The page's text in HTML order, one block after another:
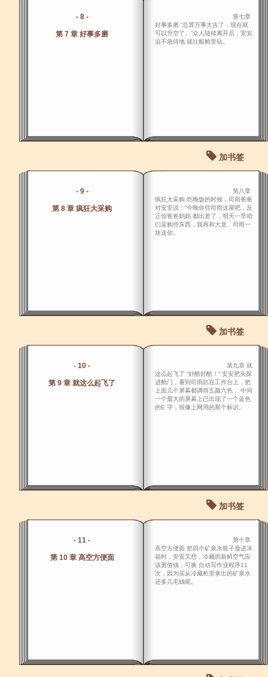
- 8 -
第 7 章 好事多磨
第七章
好事多磨 “总算万事大吉了，现在就
可以升空了。”众人陆续离开后，安安
迫不急待地 就往船舱里钻。
加书签
- 9 -
第 8 章 疯狂大采购
第八章
疯狂大采购 吃晚饭的时候，司雨爸爸
对安安说：“今晚你住司雨这屋吧，反
正你爸爸妈妈 都出差了，明天一早咱
们采购些东西，我再和大龙、司雨一
块送你。
加书签
- 10 -
第 9 章 就这么起飞了
第九章 就
这么起飞了 “好酷好酷！” 安安把头探
进舱门，看到司雨趴在工作台上，把
上面几个屏幕都调得五颜六色， 中间
一个最大的屏幕上已出现了一个蓝色
的E 字，很像上网用的那个标识。
加书签
- 11 -
第 10 章 高空方便面
第十章
高空方便面 把四个矿泉水瓶子放进冰
箱时，安安又想，冷藏的新鲜空气应
该更值钱，可换 自动写作业程序11
次，因为买从冷藏柜里拿出的矿泉水
还多几毛钱呢。